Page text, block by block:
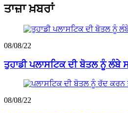
ਤਾਜ਼ਾ ਖ਼ਬਰਾਂ
08/08/22
ਤੁਹਾਡੀ ਪਲਾਸਟਿਕ ਦੀ ਬੋਤਲ ਨੂੰ
08/08/22